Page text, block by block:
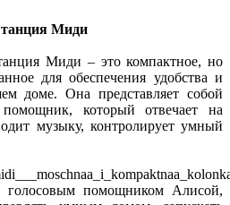
Миди
Миди – это компактное, но
для обеспечения удобства и
доме. Она представляет собой
который отвечает на
музыку, контролирует умный
помощником Алисой,